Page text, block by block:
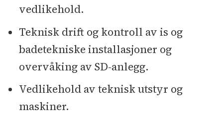
vedlikehold.
Teknisk drift og kontroll av is og
badetekniske installasjoner og
overvåking av SD-anlegg.
Vedlikehold av teknisk utstyr og
maskiner.